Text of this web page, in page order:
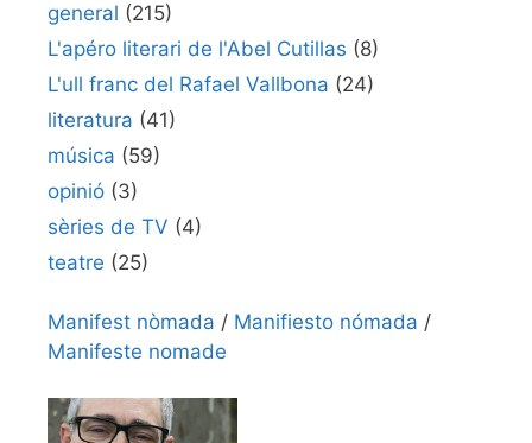
general (215)
L'apéro literari de l'Abel Cutillas (8)
L'ull franc del Rafael Vallbona (24)
literatura (41)
música (59)
opinió (3)
sèries de TV (4)
teatre (25)
Manifest nòmada / Manifiesto nómada /
Manifeste nomade